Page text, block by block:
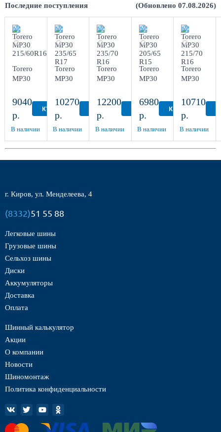
Последние поступления (Обновлено 07.08.2026)
Torero
MP30
9040
р.
КУПИТЬ
В наличии
Torero
MP30
R17
10270
р.
В наличии
Torero
MP30
R16
12200
р.
В наличии
Torero
MP30
R15
6980
р.
КУПИТЬ
В наличии
Torero
MP30
R16
10710
р.
В наличии
г. Киров, ул. Менделеева, 4
(8332)51 55 88
Легковые шины
Грузовые шины
Сельхоз шины
Диски
Аккумуляторы
Доставка
Оплата
Шинный калькулятор
Акции
О компании
Новости
Шиномонтаж
Политика конфиденциальности